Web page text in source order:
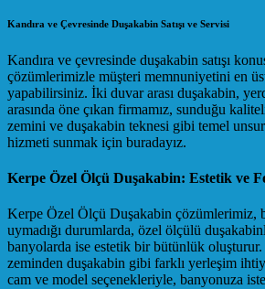
Kandıra ve Çevresinde Duşakabin Satışı ve Servisi
Kandıra ve çevresinde duşakabin satışı
çözümlerimizle müşteri memnuniyetini en
yapabilirsiniz. İki duvar arası duşakabin,
arasında öne çıkan firmamız, sunduğu
zemini ve duşakabin teknesi gibi temel
hizmeti sunmak için buradayız.
Kerpe Özel Ölçü Duşakabin: Estetik ve
Kerpe Özel Ölçü Duşakabin çözümlerimiz,
uymadığı durumlarda, özel ölçülü
banyolarda ise estetik bir bütünlük
zeminden duşakabin gibi farklı yerleşim
cam ve model seçenekleriyle, banyonuza